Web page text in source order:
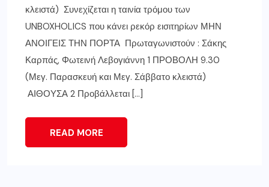
κλειστά) Συνεχίζεται η ταινία τρόμου των
UNBOXHOLICS που κάνει ρεκόρ εισιτηρίων ΜΗΝ
ΑΝΟΙΓΕΙΣ ΤΗΝ ΠΟΡΤΑ Πρωταγωνιστούν : Σάκης
Καρπάς, Φωτεινή Λεβογιάννη 1 ΠΡΟΒΟΛΗ 9.30
(Μεγ. Παρασκευή και Μεγ. Σάββατο κλειστά)
ΑΙΘΟΥΣΑ 2 Προβάλλεται […]
READ MORE